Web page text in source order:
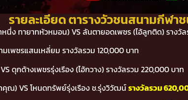
รายละเอียด ตารางวัวชนสนามกีฬา
นึ่ง ทายาทหัวหมอน) VS ลันตายอดเพชร (ไอ้ลูกติด) รางวั
เพชรแสนเหลี่ยม รางวัลรวม 120,000 บาท
ดุกด้างเพชรรุ่งเรือง (ไอ้กวาง) รางวัลรวม 220,000 บาท
ณ) VS โหนดทรัพย์รุ่งเรือง ช.รุ่งวิวัฒน์รางวัลรวม